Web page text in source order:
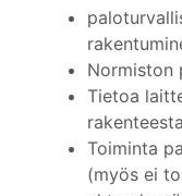
Normiston
Tietoa
Toiminta
(myös ei